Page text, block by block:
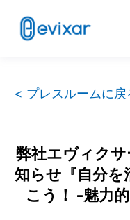
< プレスルームに戻
弊社エヴィク
知らせ『自分を
こう！ -魅力